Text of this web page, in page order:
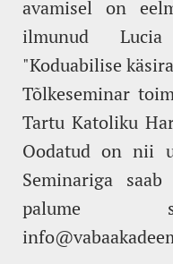
avamisel on
ilmunud
"Koduabilise
Tõlkeseminar
Tartu Katoliku
Oodatud on nii
Seminariga
palume